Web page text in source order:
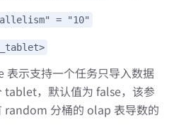
= "10"
表示支持一个任务只导入数据
tablet，默认值为 false，该参
random 分桶的 olap 表导数的